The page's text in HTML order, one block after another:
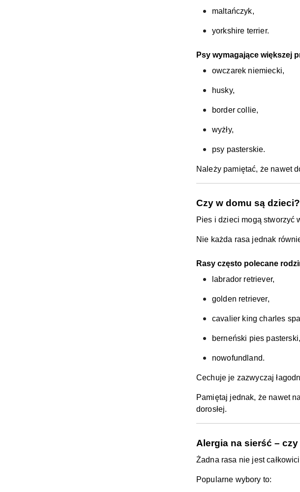
maltańczyk,
yorkshire terrier.
Psy wymagające większej
owczarek niemiecki,
husky,
border collie,
wyżły,
psy pasterskie.
Należy pamiętać, że nawet
Czy w domu są dzieci?
Pies i dzieci mogą stworzyć
Nie każda rasa jednak
Rasy często polecane
labrador retriever,
golden retriever,
cavalier king charles
berneński pies pasterski,
nowofundland.
Cechuje je zazwyczaj
Pamiętaj jednak, że nawet
dorosłej.
Alergia na sierść –
Żadna rasa nie jest
Popularne wybory to: